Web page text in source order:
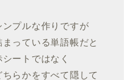
プルな作りですが
っている単語帳だと
ートではなく
らかをすべて隠して